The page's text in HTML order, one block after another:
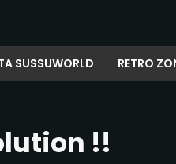
SUSSUWORLD RETRO
!!